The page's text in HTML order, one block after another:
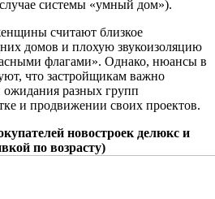
системы «умный дом»).
считают близкое
домов и плохую звукоизоляцию
флагами». Однако, нюансы в
что застройщикам важно
ожидания разных групп
и продвижении своих проектов.
новостроек делюкс и
по возрасту)